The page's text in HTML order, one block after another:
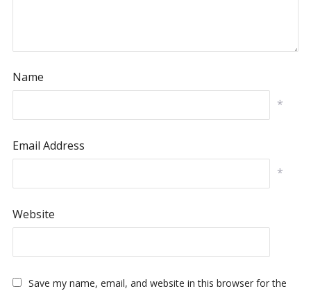
Name
*
Email Address
*
Website
Save my name, email, and website in this browser for the